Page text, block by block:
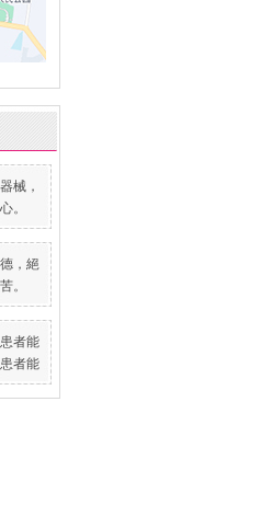
械，
。
，絕
。
者能
者能